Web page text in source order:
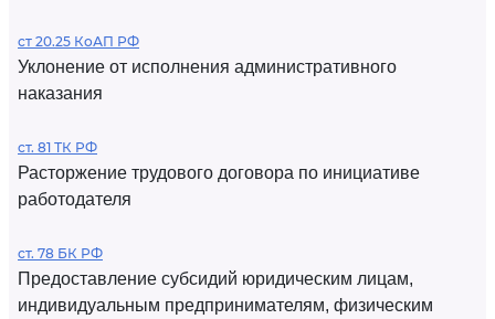
ст 20.25 КоАП РФ
Уклонение от исполнения административного
наказания
ст. 81 ТК РФ
Расторжение трудового договора по инициативе
работодателя
ст. 78 БК РФ
Предоставление субсидий юридическим лицам,
индивидуальным предпринимателям, физическим